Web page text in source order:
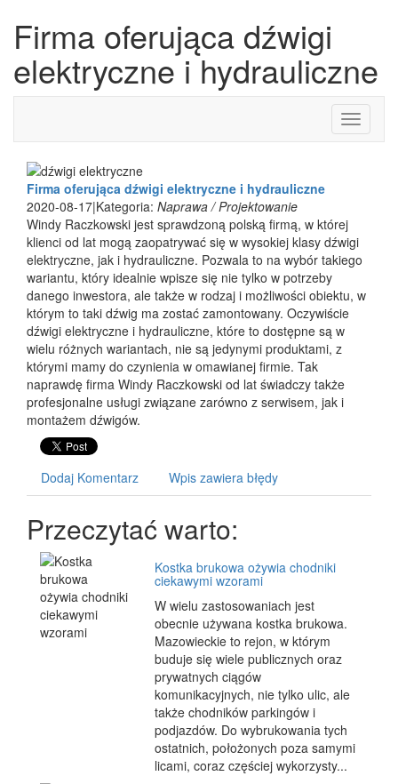
Firma oferująca dźwigi
elektryczne i hydrauliczne
Toggle
Firma oferująca dźwigi elektryczne i hydrauliczne
2020-08-17|Kategoria: Naprawa / Projektowanie
Windy Raczkowski jest sprawdzoną polską firmą, w której
klienci od lat mogą zaopatrywać się w wysokiej klasy dźwigi
elektryczne, jak i hydrauliczne. Pozwala to na wybór takiego
wariantu, który idealnie wpisze się nie tylko w potrzeby
danego inwestora, ale także w rodzaj i możliwości obiektu, w
którym to taki dźwig ma zostać zamontowany. Oczywiście
dźwigi elektryczne i hydrauliczne, które to dostępne są w
wielu różnych wariantach, nie są jedynymi produktami, z
którymi mamy do czynienia w omawianej firmie. Tak
naprawdę firma Windy Raczkowski od lat świadczy także
profesjonalne usługi związane zarówno z serwisem, jak i
montażem dźwigów.
Dodaj Komentarz Wpis zawiera błędy
Przeczytać warto:
Kostka brukowa ożywia chodniki
ciekawymi wzorami
W wielu zastosowaniach jest
obecnie używana kostka brukowa.
Mazowieckie to rejon, w którym
buduje się wiele publicznych oraz
prywatnych ciągów
komunikacyjnych, nie tylko ulic, ale
także chodników parkingów i
podjazdów. Do wybrukowania tych
ostatnich, położonych poza samymi
licami, coraz częściej wykorzysty...